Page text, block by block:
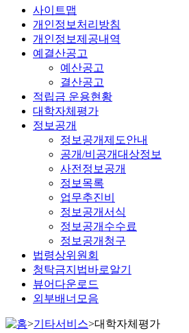
사이트맵
개인정보처리방침
개인정보제공내역
예결산공고
예산공고
결산공고
적립금 운용현황
대학자체평가
정보공개
정보공개제도안내
공개/비공개대상정보
사전정보공개
정보목록
업무추진비
정보공개서식
정보공개수수료
정보공개청구
법령상위원회
청탁금지법바로알기
뷰어다운로드
외부배너모음
>기타서비스>대학자체평가